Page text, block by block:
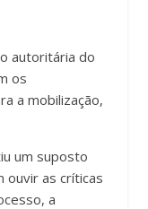
autoritária do
os
a mobilização,
um suposto
ouvir as críticas
a